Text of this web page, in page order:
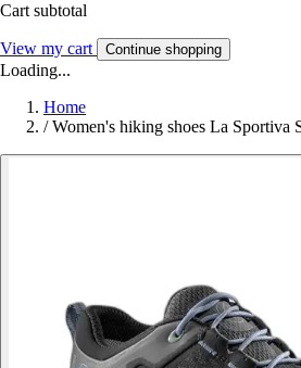
Cart subtotal
View my cart Continue shopping
Loading...
Home
/ Women's hiking shoes La Sportiva